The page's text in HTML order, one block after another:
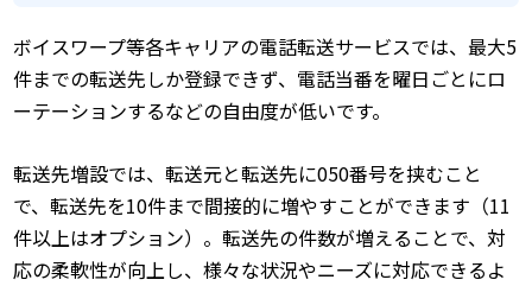
ボイスワープ等各キャリアの電話転送サービスでは、最大5
件までの転送先しか登録できず、電話当番を曜日ごとにロ
ーテーションするなどの自由度が低いです。
転送先増設では、転送元と転送先に050番号を挟むこと
で、転送先を10件まで間接的に増やすことができます（11
件以上はオプション）。転送先の件数が増えることで、対
応の柔軟性が向上し、様々な状況やニーズに対応できるよ